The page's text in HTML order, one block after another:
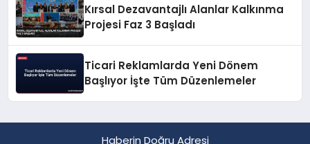
Kırsal Dezavantajlı Alanlar Kalkınma
Projesi Faz 3 Başladı
Ticari Reklamlarda Yeni Dönem
Başlıyor İşte Tüm Düzenlemeler
Haberin Doğru Adresi